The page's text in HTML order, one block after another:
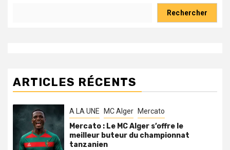
Rechercher
ARTICLES RÉCENTS
A LA UNE MC Alger Mercato
Mercato : Le MC Alger s’offre le
meilleur buteur du championnat
tanzanien